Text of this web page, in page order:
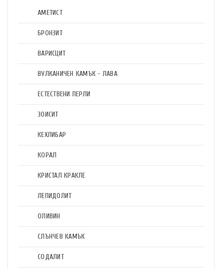
АМЕТИСТ
БРОНЗИТ
ВАРИСЦИТ
ВУЛКАНИЧЕН КАМЪК - ЛАВА
ЕСТЕСТВЕНИ ПЕРЛИ
ЗОИСИТ
КЕХЛИБАР
КОРАЛ
КРИСТАЛ КРАКЛЕ
ЛЕПИДОЛИТ
ОЛИВИН
СЛЪНЧЕВ КАМЪК
СОДАЛИТ